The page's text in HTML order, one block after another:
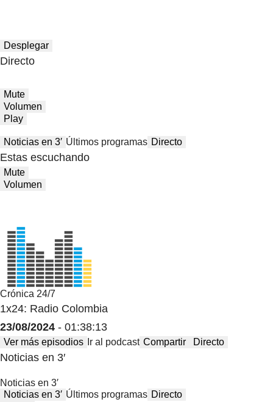
Desplegar
Directo
Mute
Volumen
Play
Noticias en 3′ Últimos programas Directo
Estas escuchando
Mute
Volumen
Crónica 24/7
1x24: Radio Colombia
23/08/2024 - 01:38:13
Ver más episodios Ir al podcast Compartir Directo
Noticias en 3′
Noticias en 3′
Noticias en 3′ Últimos programas Directo